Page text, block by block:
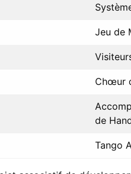
Jeu de
Chœur
de
Tango